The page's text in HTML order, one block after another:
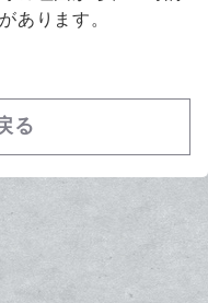
あります。
る